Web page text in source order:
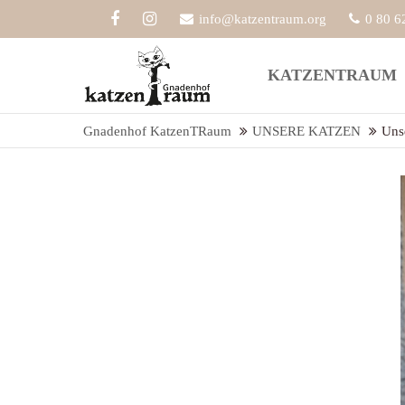
Der Eintrag "offcanvas-col1" existiert
leider nicht.
leider
info@katzentraum.org 0 80
KATZENTRAUM
Gnadenhof KatzenTRaum UNSERE KATZEN